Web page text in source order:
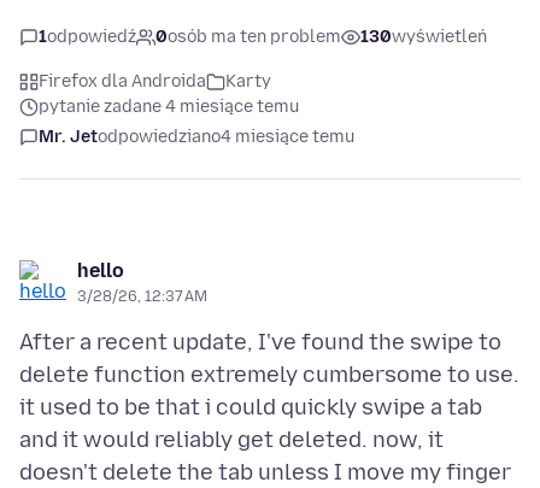
1odpowiedź 0osób ma ten problem 130wyświetleń
Firefox dla Androida
Karty
pytanie zadane 4 miesiące temu
Mr. Jetodpowiedziano4 miesiące temu
hello
3/28/26, 12:37 AM
After a recent update, I've found the swipe to
delete function extremely cumbersome to use.
it used to be that i could quickly swipe a tab
and it would reliably get deleted. now, it
doesn't delete the tab unless I move my finger